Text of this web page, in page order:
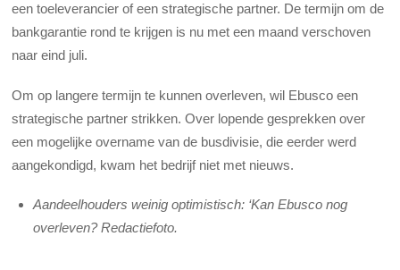
een toeleverancier of een strategische partner. De termijn om de
bankgarantie rond te krijgen is nu met een maand verschoven
naar eind juli.
Om op langere termijn te kunnen overleven, wil Ebusco een
strategische partner strikken. Over lopende gesprekken over
een mogelijke overname van de busdivisie, die eerder werd
aangekondigd, kwam het bedrijf niet met nieuws.
Aandeelhouders weinig optimistisch: ‘Kan Ebusco nog
overleven? Redactiefoto.